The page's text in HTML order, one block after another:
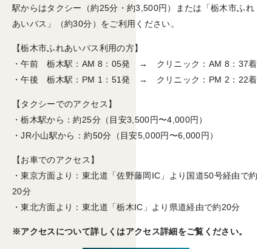
駅からはタクシー（約25分・約3,500円）または「栃木市ふれ
あいバス」（約30分）をご利用ください。
【栃木市ふれあいバス利用の方】
・午前 栃木駅：AM 8：05発 → クリニック：AM 8：37着
・午後 栃木駅：PM 1：51発 → クリニック：PM 2：22着
【タクシーでのアクセス】
・栃木駅から：約25分（目安3,500円〜4,000円）
・JR小山駅から：約50分（目安5,000円〜6,000円）
【お車でのアクセス】
・東京方面より：東北道「佐野藤岡IC」より国道50号経由で約
20分
・東北方面より：東北道「栃木IC」より県道経由で約20分
※アクセスについて詳しくはアクセス詳細をご覧ください。